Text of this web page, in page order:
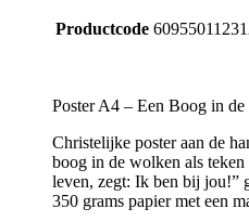
Productcode
Poster A4 – Een Boog in
Christelijke poster aan de
boog in de wolken als
leven, zegt: Ik ben bij jou!”
350 grams papier met een